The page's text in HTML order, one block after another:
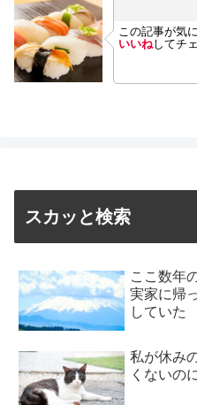
この記事が気
いいねしてチ
スカッと検索
ここ数年
実家に帰
していた
私が休み
くないの